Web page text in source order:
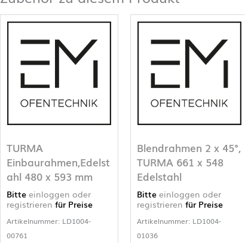
TURMA
Einbaurahmen,Edelst
ahl 480 x 593 mm
Bitte einloggen oder
registrieren für Preise
Artikelnummer: LD1004-
00761
Blendrahmen 2 x 45°,
TURMA 661 x 548
Edelstahl
Bitte einloggen oder
registrieren für Preise
Artikelnummer: LD1004-
01036